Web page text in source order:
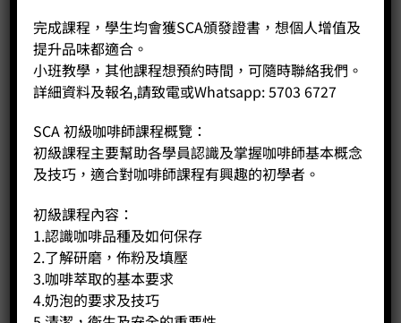
上課時段：星期一至日 14:30–18:00, （確實班次時間將於落實
班別後提供）
每班人數：4–12 人
導師簡介 — Arron Liu
2009 年於淺水灣創立 Ice Cream Gallery Chocobien，並於
2013 年擴展至皇室堡分店。
受訪媒體包含 CNN go、Vogue、香港日經、中央電視台與多家
主流媒體。
超過 20 年甜品與朱古力教學經驗，並為多間品牌提供技術顧問
近期榮獲多項殊榮：2021 Tatler Dining（Asia’s Best
Chocolate Producers）、2022 Vogue（Best Valentine
Chocolate）、2023-2024 Vogue 推薦前十名。
注意事項與報名
每班人數 4–12 人
完成課程，學生均會獲SCA頒發證書，想個人增值及
提升品味都適合。
小班教學，其他課程想預約時間，可隨時聯絡我們。
詳細資料及報名,請致電或Whatsapp: 5703 6727
SCA 初級咖啡師課程概覽：
初級課程主要幫助各學員認識及掌握咖啡師基本概念
及技巧，適合對咖啡師課程有興趣的初學者。
初級課程內容：
1.認識咖啡品種及如何保存
2.了解研磨，佈粉及填壓
3.咖啡萃取的基本要求
4.奶泡的要求及技巧